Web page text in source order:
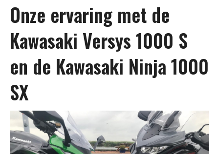
Onze ervaring met de
Kawasaki Versys 1000 S
en de Kawasaki Ninja 1000
SX